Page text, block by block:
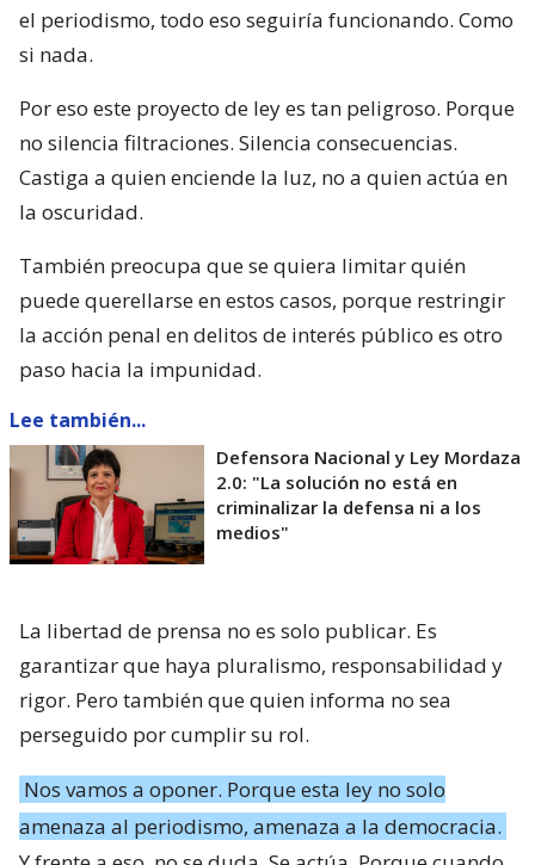
el periodismo, todo eso seguiría funcionando. Como
si nada.
Por eso este proyecto de ley es tan peligroso. Porque
no silencia filtraciones. Silencia consecuencias.
Castiga a quien enciende la luz, no a quien actúa en
la oscuridad.
También preocupa que se quiera limitar quién
puede querellarse en estos casos, porque restringir
la acción penal en delitos de interés público es otro
paso hacia la impunidad.
Lee también...
Defensora Nacional y Ley Mordaza
2.0: "La solución no está en
criminalizar la defensa ni a los
medios"
La libertad de prensa no es solo publicar. Es
garantizar que haya pluralismo, responsabilidad y
rigor. Pero también que quien informa no sea
perseguido por cumplir su rol.
Nos vamos a oponer. Porque esta ley no solo
amenaza al periodismo, amenaza a la democracia.